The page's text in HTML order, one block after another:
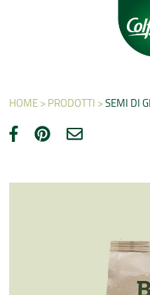
HOME >PRODOTTI >SEMI DI